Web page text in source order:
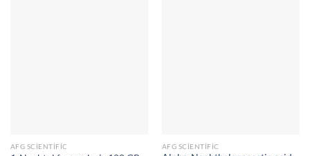
AFG SCIENTIFIC AFG SCIENTIFIC